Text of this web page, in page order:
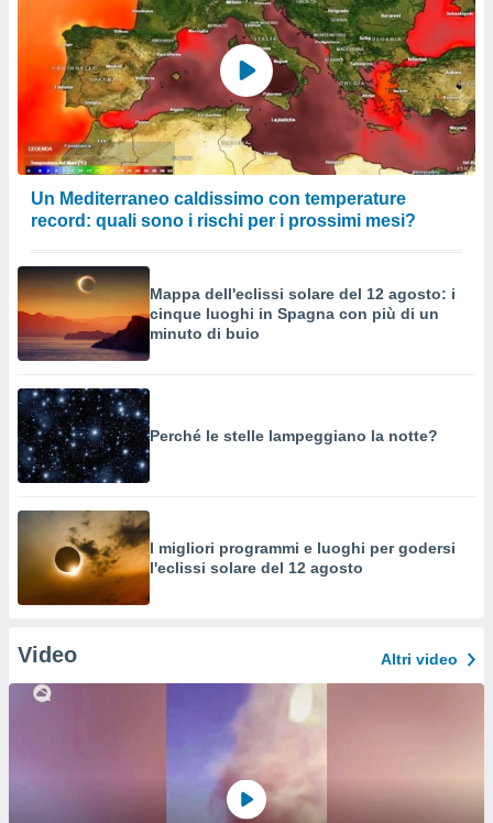
Un Mediterraneo caldissimo con temperature
record: quali sono i rischi per i prossimi mesi?
Mappa dell'eclissi solare del 12 agosto: i
cinque luoghi in Spagna con più di un
minuto di buio
Perché le stelle lampeggiano la notte?
I migliori programmi e luoghi per godersi
l'eclissi solare del 12 agosto
Video Altri video